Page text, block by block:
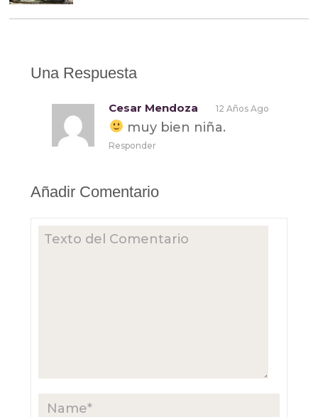
Una Respuesta
Cesar Mendoza 12 Años Ago
muy bien niña.
Responder
Añadir Comentario